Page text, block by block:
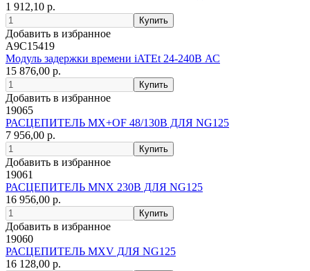
1 912,10 р.
Добавить в избранное
A9C15419
Модуль задержки времени iATEt 24-240В АС
15 876,00 р.
Добавить в избранное
19065
РАСЦЕПИТЕЛЬ MX+OF 48/130В ДЛЯ NG125
7 956,00 р.
Добавить в избранное
19061
РАСЦЕПИТЕЛЬ MNX 230В ДЛЯ NG125
16 956,00 р.
Добавить в избранное
19060
РАСЦЕПИТЕЛЬ MXV ДЛЯ NG125
16 128,00 р.